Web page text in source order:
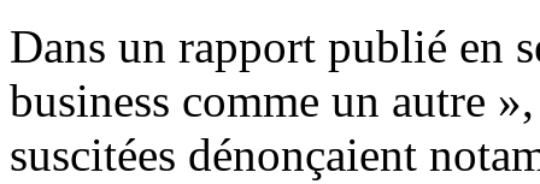
Dans un rapport publié en
business comme un autre
suscitées dénonçaient